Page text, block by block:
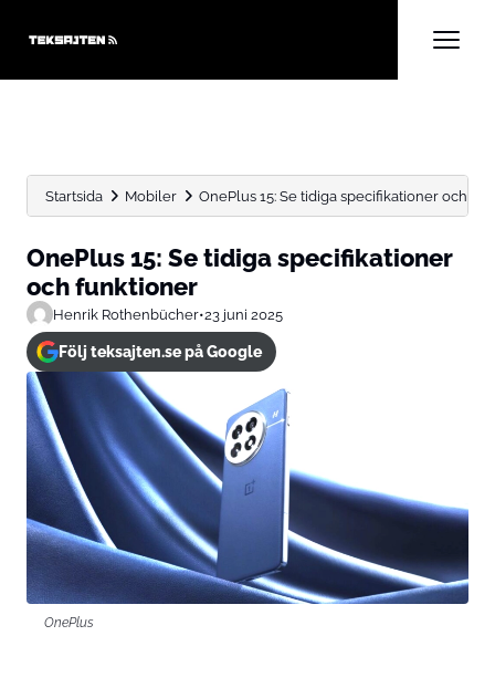
Startsida Mobiler OnePlus 15: Se tidiga specifikationer och
OnePlus 15: Se tidiga specifikationer
och funktioner
Henrik Rothenbücher•23 juni 2025
Följ teksajten.se på Google
OnePlus